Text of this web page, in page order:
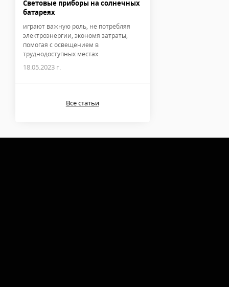
Световые приборы на солнечных
батареях
играют важную роль, не потребляя
электроэнергии, экономя затраты,
помогая с освещением в
труднодоступных местах
18.05.2023 г.
Все статьи